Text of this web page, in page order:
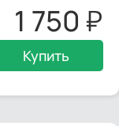
1 750
Купить